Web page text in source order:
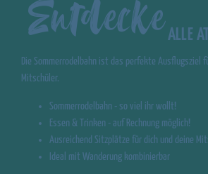
ALLE
Die Sommerrodelbahn ist das perfekte Ausflugsziel
Mitschüler.
Sommerrodelbahn - so viel ihr wollt!
Essen & Trinken - auf Rechnung möglich!
Ausreichend Sitzplätze für dich und deine
Ideal mit Wanderung kombinierbar